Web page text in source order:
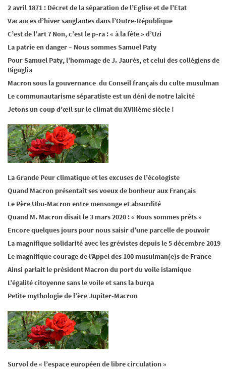
2 avril 1871 : Décret de la séparation de l’Eglise et de l’Etat
Vacances d’hiver sanglantes dans l’Outre-République
C’est de l’art ? Non, c’est le p-ra : « à la fête » d’Uzi
La patrie en danger – Nous sommes Samuel Paty
Pour Samuel Paty, l’hommage de J. Jaurès, et celui des collégiens de
Biguglia
Macron sous la gouvernance du Conseil français du culte musulman
Le communautarisme séparatiste est un déni de notre laïcité
Jetons un coup d’œil sur le climat du XVIIIème siècle !
La Grande Peur climatique et les excuses de l’écologiste
Quand Macron présentait ses voeux de bonheur aux Français
Le Père Ubu-Macron entre mensonge et absurdité
Quand M. Macron disait le 3 mars 2020 : « Nous sommes prêts »
Encore quelques jours pour nous saisir d’une parcelle de pouvoir
La magnifique solidarité avec les grévistes depuis le 5 décembre 2019
Le magnifique courage de l’Appel des 100 musulman(e)s de France
Ainsi parlait le président Macron du port du voile islamique
L’égalité citoyenne sans le voile et sans la burqa
Petite mythologie de l’ère Jupiter-Macron
Survol de « l’espace européen de libre circulation »